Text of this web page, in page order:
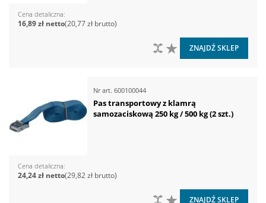
Cena detaliczna
20,77 zł
16,89 zł
DO LISTY ŻYCZEŃ
DO PORÓWNANIA
ZNAJDŹ SKLEP
Nr art. 600100044
Pas transportowy z klamrą
samozaciskową 250 kg / 500 kg (2 szt.)
Cena detaliczna
29,82 zł
24,24 zł
DO LISTY ŻYCZEŃ
DO PORÓWNANIA
ZNAJDŹ SKLEP